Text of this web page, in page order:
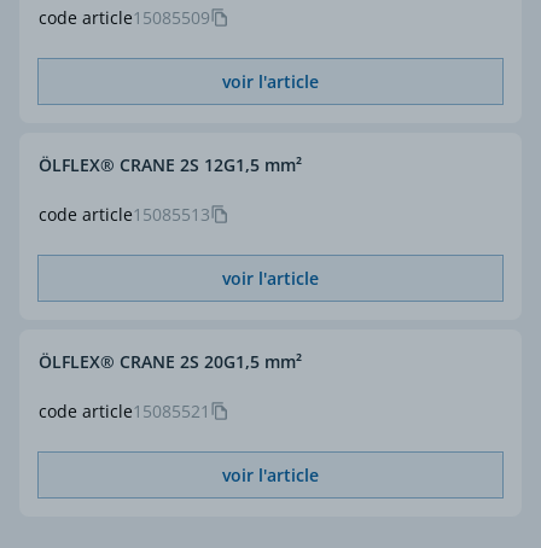
code article15085509
voir l'article
code article15085513
ÖLFLEX® CRANE 2S 12G1,5 mm²
voir l'article
code article15085521
ÖLFLEX® CRANE 2S 20G1,5 mm²
voir l'article